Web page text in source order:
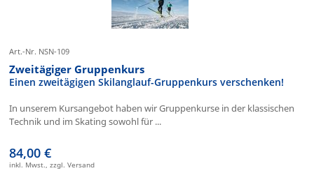
Art.-Nr. NSN-109
Zweitägiger Gruppenkurs
Einen zweitägigen Skilanglauf-Gruppenkurs verschenken!
In unserem Kursangebot haben wir Gruppenkurse in der klassischen
Technik und im Skating sowohl für ...
84,00 €
inkl. Mwst., zzgl. Versand